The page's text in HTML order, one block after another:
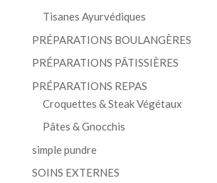
Tisanes Ayurvédiques
PRÉPARATIONS BOULANGÈRES
PRÉPARATIONS PÂTISSIÈRES
PRÉPARATIONS REPAS
Croquettes & Steak Végétaux
Pâtes & Gnocchis
simple pundre
SOINS EXTERNES